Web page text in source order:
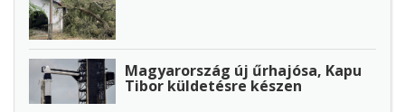
Magyarország új űrhajósa, Kapu
Tibor küldetésre készen